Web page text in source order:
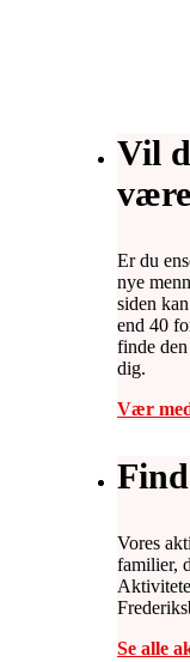
Vil
Er du
nye
siden
end 40
finde
dig.
Vær
Vores
familier,
Se alle